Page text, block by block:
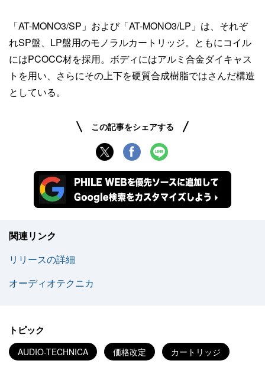
「AT-MONO3/SP」および「AT-MONO3/LP」は、それぞ
れSP盤、LP盤用のモノラルカートリッジ。ともにコイル
にはPCOCC材を採用。ボディにはアルミ合金ダイキャス
トを用い、さらにその上下を硬質合成樹脂ではさんだ構造
としている。
この記事をシェアする
関連リンク
リリースの詳細
オーディオテクニカ
トピック
AUDIO-TECHNICA 価格改定 カートリッジ